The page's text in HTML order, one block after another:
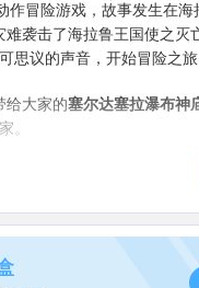
作冒险游戏，故事发生在海
难袭击了海拉鲁王国使之灭
思议的声音，开始冒险之旅
大家的塞尔达塞拉瀑布神
。